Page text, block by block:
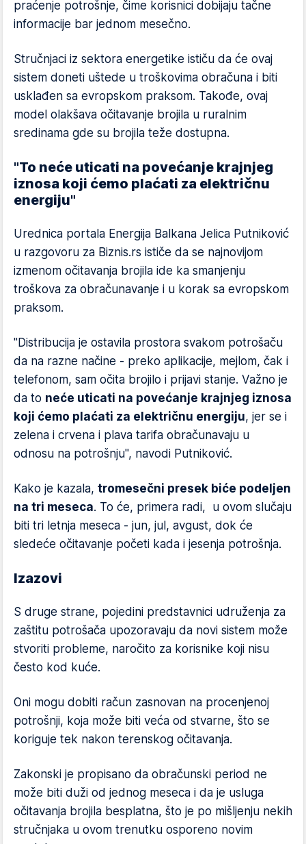
praćenje potrošnje, čime korisnici dobijaju tačne
informacije bar jednom mesečno.
Stručnjaci iz sektora energetike ističu da će ovaj
sistem doneti uštede u troškovima obračuna i biti
usklađen sa evropskom praksom. Takođe, ovaj
model olakšava očitavanje brojila u ruralnim
sredinama gde su brojila teže dostupna.
"To neće uticati na povećanje krajnjeg
iznosa koji ćemo plaćati za električnu
energiju"
Urednica portala Energija Balkana Jelica Putniković
u razgovoru za Biznis.rs ističe da se najnovijom
izmenom očitavanja brojila ide ka smanjenju
troškova za obračunavanje i u korak sa evropskom
praksom.
"Distribucija je ostavila prostora svakom potrošaču
da na razne načine - preko aplikacije, mejlom, čak i
telefonom, sam očita brojilo i prijavi stanje. Važno je
da to neće uticati na povećanje krajnjeg iznosa
koji ćemo plaćati za električnu energiju, jer se i
zelena i crvena i plava tarifa obračunavaju u
odnosu na potrošnju", navodi Putniković.
Kako je kazala, tromesečni presek biće podeljen
na tri meseca. To će, primera radi, u ovom slučaju
biti tri letnja meseca - jun, jul, avgust, dok će
sledeće očitavanje početi kada i jesenja potrošnja.
Izazovi
S druge strane, pojedini predstavnici udruženja za
zaštitu potrošača upozoravaju da novi sistem može
stvoriti probleme, naročito za korisnike koji nisu
često kod kuće.
Oni mogu dobiti račun zasnovan na procenjenoj
potrošnji, koja može biti veća od stvarne, što se
koriguje tek nakon terenskog očitavanja.
Zakonski je propisano da obračunski period ne
može biti duži od jednog meseca i da je usluga
očitavanja brojila besplatna, što je po mišljenju nekih
stručnjaka u ovom trenutku osporeno novim